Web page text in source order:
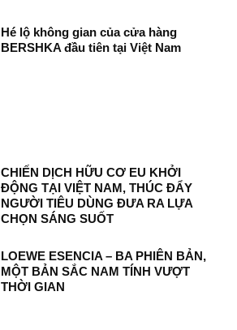
Hé lộ không gian của cửa hàng
BERSHKA đầu tiên tại Việt Nam
CHIẾN DỊCH HỮU CƠ EU KHỞI
ĐỘNG TẠI VIỆT NAM, THÚC ĐẨY
NGƯỜI TIÊU DÙNG ĐƯA RA LỰA
CHỌN SÁNG SUỐT
LOEWE ESENCIA – BA PHIÊN BẢN,
MỘT BẢN SẮC NAM TÍNH VƯỢT
THỜI GIAN